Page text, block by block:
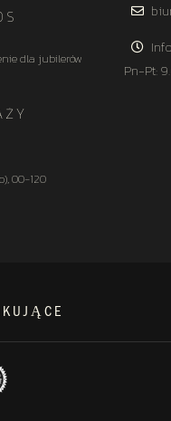
dla jubilerów
00-120
Pn-Pt: